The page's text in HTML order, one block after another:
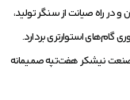
در راه صیانت از سنگر تولید،
گام‌های استوارتری بردارد.
صنعت نیشکر هفت‌تپه صمیمانه